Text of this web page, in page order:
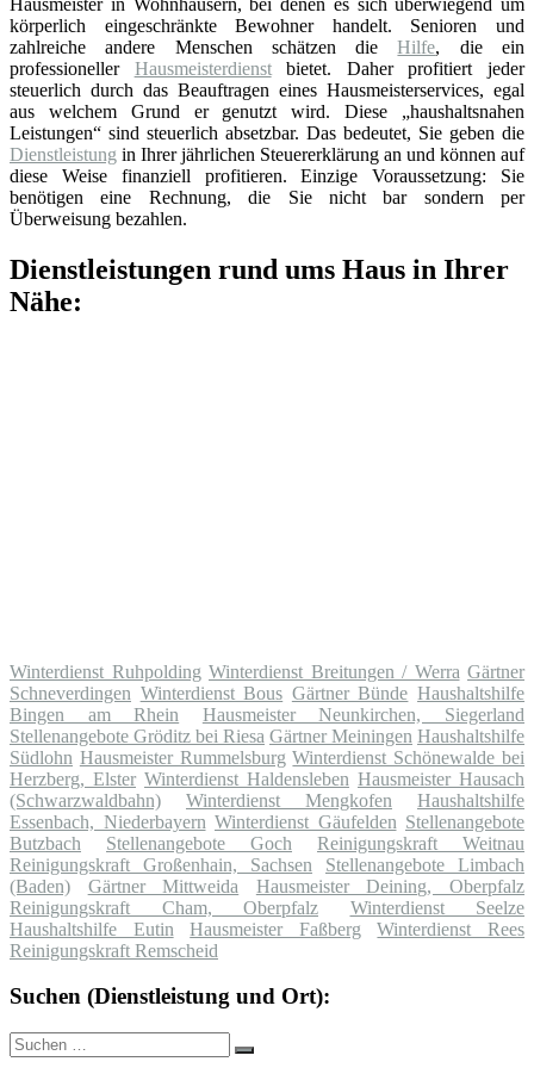
körperlich eingeschränkte Bewohner handelt. Senioren und
zahlreiche andere Menschen schätzen dieHilfe, die ein
professioneller Hausmeisterdienstbietet. Daher profitiert jeder
steuerlich durch das Beauftragen eines Hausmeisterservices, egal
aus welchem Grund er genutzt wird. Diese „haushaltsnahen
Leistungen“ sind steuerlich absetzbar. Das bedeutet, Sie geben die
Dienstleistung in Ihrer jährlichen Steuererklärung an und können auf
diese Weise finanziell profitieren. Einzige Voraussetzung: Sie
benötigen eine Rechnung, die Sie nicht bar sondern per
Überweisung bezahlen.
Dienstleistungen rund ums Haus in Ihrer
Nähe:
Winterdienst Ruhpolding Winterdienst Breitungen / Werra Gärtner
Schneverdingen Winterdienst Bous Gärtner Bünde Haushaltshilfe
Bingen am Rhein
Hausmeister Neunkirchen, Siegerland
Stellenangebote Gröditz bei Riesa Gärtner Meiningen Haushaltshilfe
Südlohn Hausmeister Rummelsburg Winterdienst Schönewalde bei
Herzberg, Elster Winterdienst Haldensleben Hausmeister Hausach
(Schwarzwaldbahn)
Winterdienst Mengkofen
Haushaltshilfe
Essenbach, Niederbayern Winterdienst Gäufelden Stellenangebote
Butzbach
Stellenangebote Goch
Reinigungskraft Weitnau
Reinigungskraft Großenhain, Sachsen
Stellenangebote Limbach
(Baden)
Gärtner Mittweida
Hausmeister Deining, Oberpfalz
Reinigungskraft Cham, Oberpfalz
Winterdienst Seelze
Haushaltshilfe Eutin
Hausmeister Faßberg
Winterdienst Rees
Reinigungskraft Remscheid
Suchen (Dienstleistung und Ort):
Suche
nach:
Suchen